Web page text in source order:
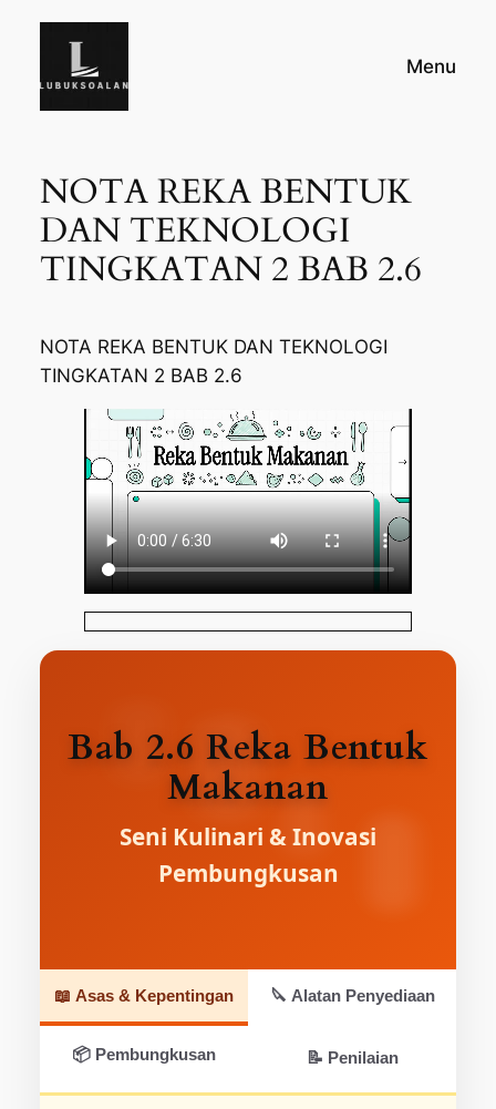
Menu
NOTA REKA BENTUK
DAN TEKNOLOGI
TINGKATAN 2 BAB 2.6
NOTA REKA BENTUK DAN TEKNOLOGI
TINGKATAN 2 BAB 2.6
Bab 2.6 Reka Bentuk
Makanan
Seni Kulinari & Inovasi
Pembungkusan
📖 Asas & Kepentingan 🔪 Alatan Penyediaan
📦 Pembungkusan 📝 Penilaian